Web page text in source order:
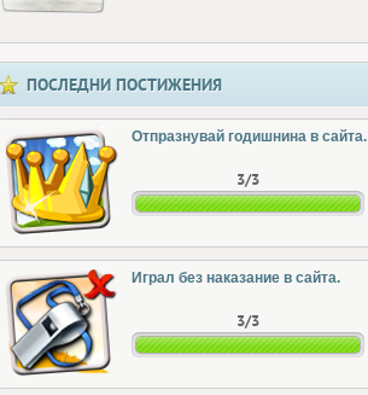
ПОСЛЕДНИ ПОСТИЖЕНИЯ
Отпразнувай годишнина в сайта.
3/3
Играл без наказание в сайта.
3/3